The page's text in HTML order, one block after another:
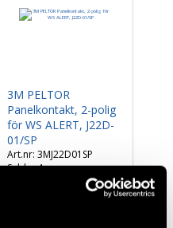
3M PELTOR
Panelkontakt, 2-polig
för WS ALERT, J22D-
01/SP
3MJ22D01SP
Saldo:4